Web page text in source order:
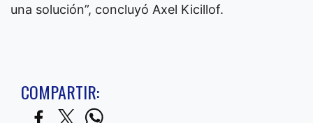
una solución”, concluyó Axel Kicillof.
COMPARTIR: